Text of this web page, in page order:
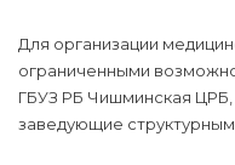
Для организации
ограниченными
ГБУЗ РБ Чишминская
заведующие